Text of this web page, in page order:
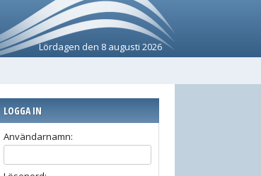
Lördagen den 8 augusti 2026
LOGGA IN
Användarnamn: